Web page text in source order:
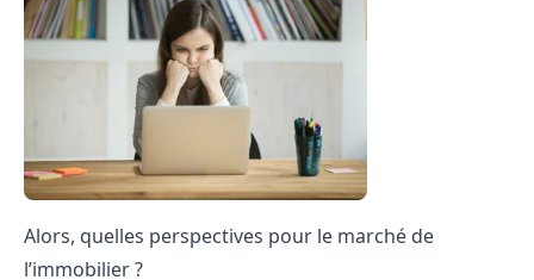
Alors, quelles perspectives pour le marché de
l’immobilier ?